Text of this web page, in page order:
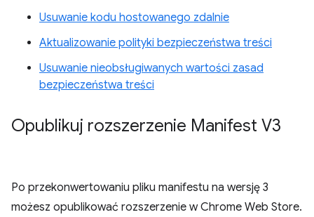
Usuwanie kodu hostowanego zdalnie
Aktualizowanie polityki bezpieczeństwa treści
Usuwanie nieobsługiwanych wartości zasad
bezpieczeństwa treści
Opublikuj rozszerzenie Manifest V3
Po przekonwertowaniu pliku manifestu na wersję 3
możesz opublikować rozszerzenie w Chrome Web Store.